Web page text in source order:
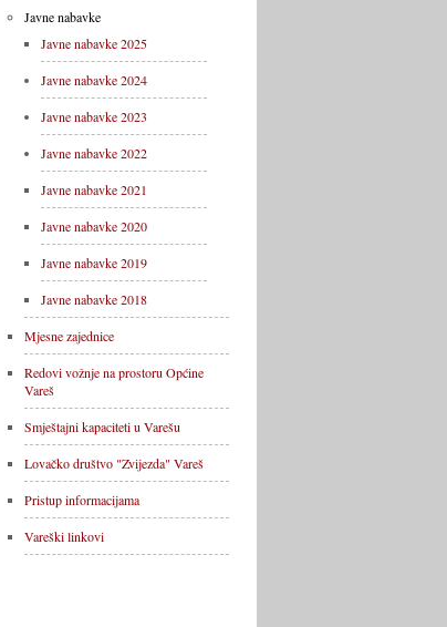
Javne nabavke
Javne nabavke 2025
Javne nabavke 2024
Javne nabavke 2023
Javne nabavke 2022
Javne nabavke 2021
Javne nabavke 2020
Javne nabavke 2019
Javne nabavke 2018
Mjesne zajednice
Redovi vožnje na prostoru Općine
Vareš
Smještajni kapaciteti u Varešu
Lovačko društvo "Zvijezda" Vareš
Pristup informacijama
Vareški linkovi